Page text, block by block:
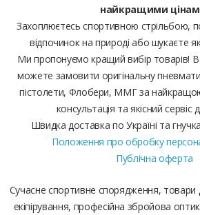
найкращими
Захоплюєтесь спортивною стрільбою,
відпочинок на природі або шукаєте
Ми пропонуємо кращий вибір товарів!
можете замовити оригінальну
пістолети, Флобери, ММГ за
консультація та якісний сервіс
Швидка доставка по Україні та
Положення про обробку
Публічна оферта
Сучасне спортивне спорядження, товари
екіпірування, професійна збройова